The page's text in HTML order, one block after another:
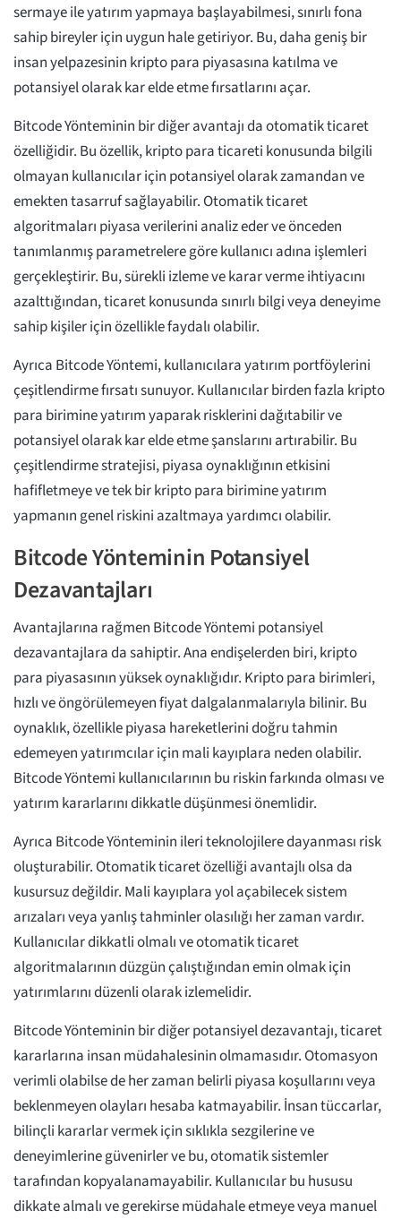
sermaye ile yatırım yapmaya başlayabilmesi, sınırlı fona
sahip bireyler için uygun hale getiriyor. Bu, daha geniş bir
insan yelpazesinin kripto para piyasasına katılma ve
potansiyel olarak kar elde etme fırsatlarını açar.
Bitcode Yönteminin bir diğer avantajı da otomatik ticaret
özelliğidir. Bu özellik, kripto para ticareti konusunda bilgili
olmayan kullanıcılar için potansiyel olarak zamandan ve
emekten tasarruf sağlayabilir. Otomatik ticaret
algoritmaları piyasa verilerini analiz eder ve önceden
tanımlanmış parametrelere göre kullanıcı adına işlemleri
gerçekleştirir. Bu, sürekli izleme ve karar verme ihtiyacını
azalttığından, ticaret konusunda sınırlı bilgi veya deneyime
sahip kişiler için özellikle faydalı olabilir.
Ayrıca Bitcode Yöntemi, kullanıcılara yatırım portföylerini
çeşitlendirme fırsatı sunuyor. Kullanıcılar birden fazla kripto
para birimine yatırım yaparak risklerini dağıtabilir ve
potansiyel olarak kar elde etme şanslarını artırabilir. Bu
çeşitlendirme stratejisi, piyasa oynaklığının etkisini
hafifletmeye ve tek bir kripto para birimine yatırım
yapmanın genel riskini azaltmaya yardımcı olabilir.
Bitcode Yönteminin Potansiyel
Dezavantajları
Avantajlarına rağmen Bitcode Yöntemi potansiyel
dezavantajlara da sahiptir. Ana endişelerden biri, kripto
para piyasasının yüksek oynaklığıdır. Kripto para birimleri,
hızlı ve öngörülemeyen fiyat dalgalanmalarıyla bilinir. Bu
oynaklık, özellikle piyasa hareketlerini doğru tahmin
edemeyen yatırımcılar için mali kayıplara neden olabilir.
Bitcode Yöntemi kullanıcılarının bu riskin farkında olması ve
yatırım kararlarını dikkatle düşünmesi önemlidir.
Ayrıca Bitcode Yönteminin ileri teknolojilere dayanması risk
oluşturabilir. Otomatik ticaret özelliği avantajlı olsa da
kusursuz değildir. Mali kayıplara yol açabilecek sistem
arızaları veya yanlış tahminler olasılığı her zaman vardır.
Kullanıcılar dikkatli olmalı ve otomatik ticaret
algoritmalarının düzgün çalıştığından emin olmak için
yatırımlarını düzenli olarak izlemelidir.
Bitcode Yönteminin bir diğer potansiyel dezavantajı, ticaret
kararlarına insan müdahalesinin olmamasıdır. Otomasyon
verimli olabilse de her zaman belirli piyasa koşullarını veya
beklenmeyen olayları hesaba katmayabilir. İnsan tüccarlar,
bilinçli kararlar vermek için sıklıkla sezgilerine ve
deneyimlerine güvenirler ve bu, otomatik sistemler
tarafından kopyalanamayabilir. Kullanıcılar bu hususu
dikkate almalı ve gerekirse müdahale etmeye veya manuel